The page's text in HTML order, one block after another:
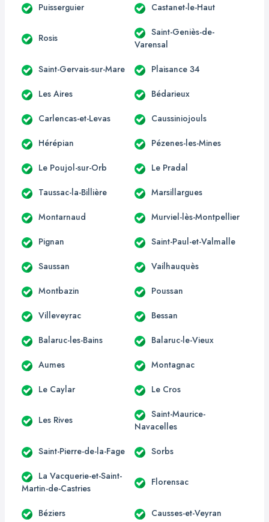
Puisserguier Castanet-le-Haut
Rosis
Saint-Geniès-de-
Varensal
Saint-Gervais-sur-Mare Plaisance 34
Les Aires Bédarieux
Carlencas-et-Levas Caussiniojouls
Hérépian Pézenes-les-Mines
Le Poujol-sur-Orb Le Pradal
Taussac-la-Billière Marsillargues
Montarnaud Murviel-lès-Montpellier
Pignan Saint-Paul-et-Valmalle
Saussan Vailhauquès
Montbazin Poussan
Villeveyrac Bessan
Balaruc-les-Bains Balaruc-le-Vieux
Aumes Montagnac
Le Caylar Le Cros
Les Rives
Saint-Maurice-
Navacelles
Saint-Pierre-de-la-Fage Sorbs
La Vacquerie-et-Saint-
Martin-de-Castries
Florensac
Béziers Causses-et-Veyran